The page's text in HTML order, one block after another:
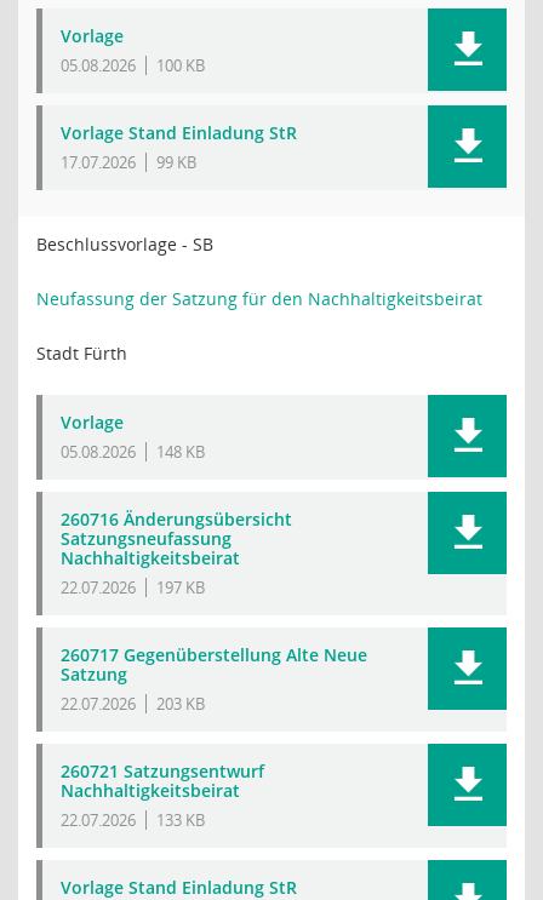
Vorlage
05.08.2026 100 KB
Vorlage Stand Einladung StR
17.07.2026 99 KB
Beschlussvorlage - SB
Neufassung der Satzung für den Nachhaltigkeitsbeirat
Stadt Fürth
Vorlage
05.08.2026 148 KB
260716 Änderungsübersicht
Satzungsneufassung
Nachhaltigkeitsbeirat
22.07.2026 197 KB
260717 Gegenüberstellung Alte Neue
Satzung
22.07.2026 203 KB
260721 Satzungsentwurf
Nachhaltigkeitsbeirat
22.07.2026 133 KB
Vorlage Stand Einladung StR